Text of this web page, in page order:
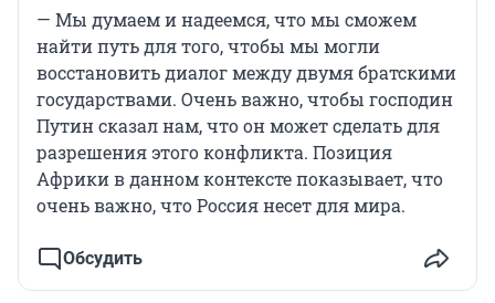
— Мы думаем и надеемся, что мы сможем
найти путь для того, чтобы мы могли
восстановить диалог между двумя братскими
государствами. Очень важно, чтобы господин
Путин сказал нам, что он может сделать для
разрешения этого конфликта. Позиция
Африки в данном контексте показывает, что
очень важно, что Россия несет для мира.
Обсудить